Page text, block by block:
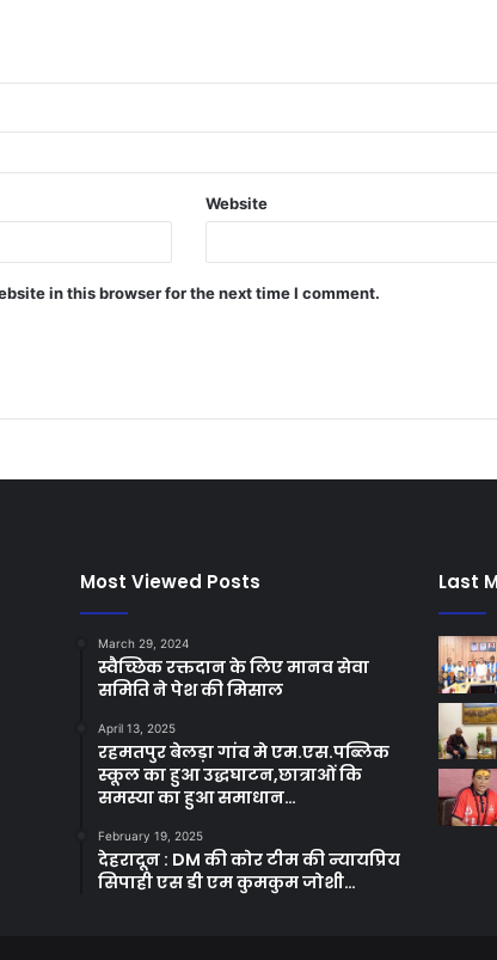
Website
in this browser for the next time I comment.
Most Viewed Posts
March 29, 2024
स्वैच्छिक रक्तदान के लिए मानव सेवा
समिति ने पेश की मिसाल
April 13, 2025
रहमतपुर बेलड़ा गांव मे एम.एस.पब्लिक
स्कूल का हुआ उद्धघाटन,छात्राओं कि
समस्या का हुआ समाधान…
February 19, 2025
देहरादून : DM की कोर टीम की न्यायप्रिय
सिपाही एस डी एम कुमकुम जोशी…
Last